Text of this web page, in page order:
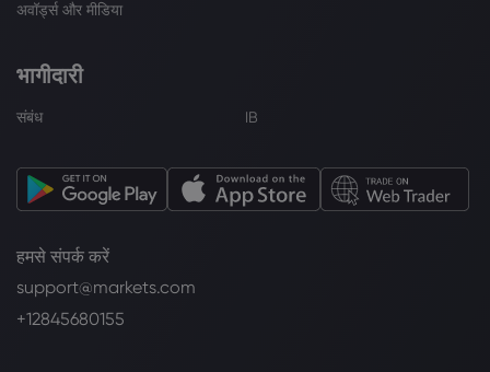
अवॉर्ड्स और मीडिया
भागीदारी
संबंध IB
हमसे संपर्क करें
support@markets.com
+12845680155